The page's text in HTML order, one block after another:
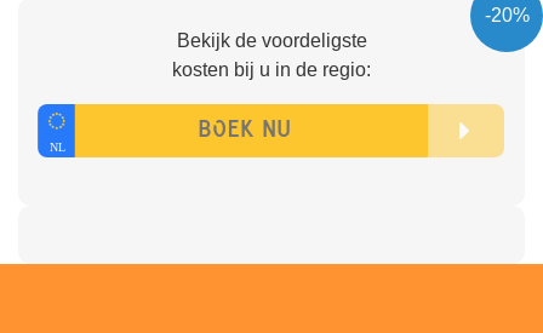
-20%
Bekijk de voordeligste
kosten bij u in de regio: